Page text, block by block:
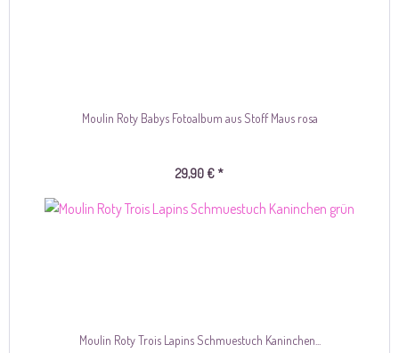
Moulin Roty Babys Fotoalbum aus Stoff Maus rosa
29,90 € *
Moulin Roty Trois Lapins Schmuestuch Kaninchen...